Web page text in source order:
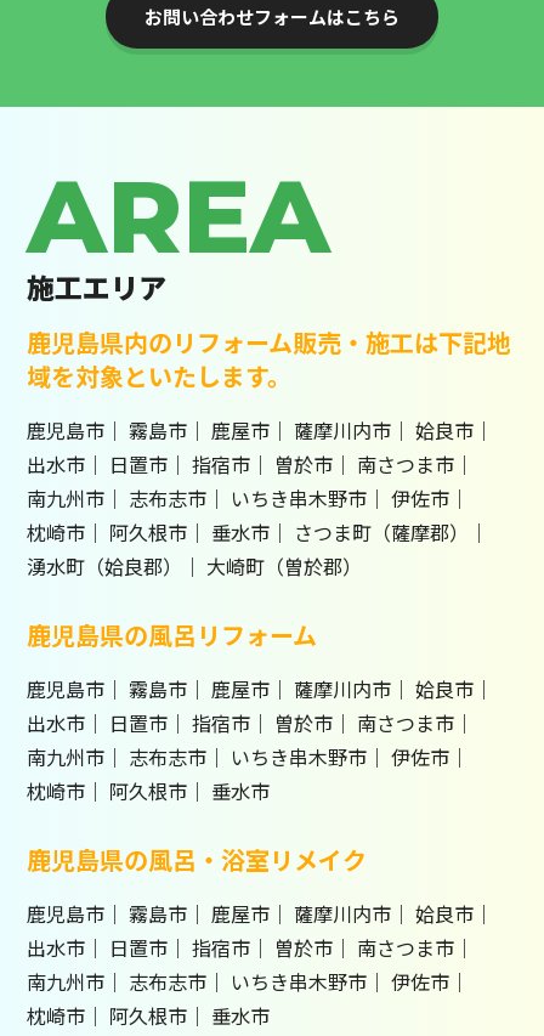
お問い合わせフォームはこちら
AREA
施工エリア
鹿児島県内のリフォーム販売・施工は下記地
域を対象といたします。
鹿児島市 霧島市 鹿屋市 薩摩川内市
姶良市
出水市
日置市 指宿市 曽於市
南さつま市
南九州市
志布志市 いちき串木野市
伊佐市
枕崎市
阿久根市 垂水市
さつま町（薩摩郡）
湧水町（姶良郡）
大崎町（曽於郡）
鹿児島県の風呂リフォーム
鹿児島市 霧島市 鹿屋市 薩摩川内市
姶良市
出水市
日置市 指宿市 曽於市
南さつま市
南九州市
志布志市 いちき串木野市
伊佐市
枕崎市
阿久根市 垂水市
鹿児島県の風呂・浴室リメイク
鹿児島市 霧島市 鹿屋市 薩摩川内市
姶良市
出水市
日置市 指宿市 曽於市
南さつま市
南九州市
志布志市 いちき串木野市
伊佐市
枕崎市
阿久根市 垂水市